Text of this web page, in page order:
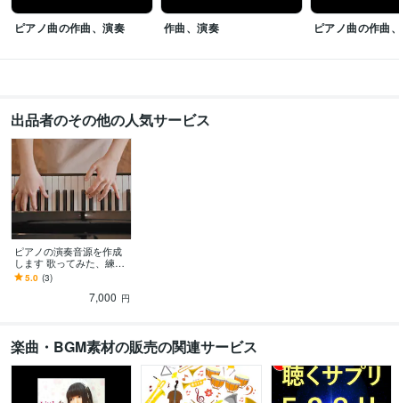
ピアノ曲の作曲、演奏 作曲、演奏 ピアノ曲の作曲
出品者のその他の人気サービス
ピアノの演奏音源を作成
します 歌ってみた、練習
用、オリジナル曲の伴奏
など幅広く対応♪
5.0 (3)
7,000 円
楽曲・BGM素材の販売の関連サービス